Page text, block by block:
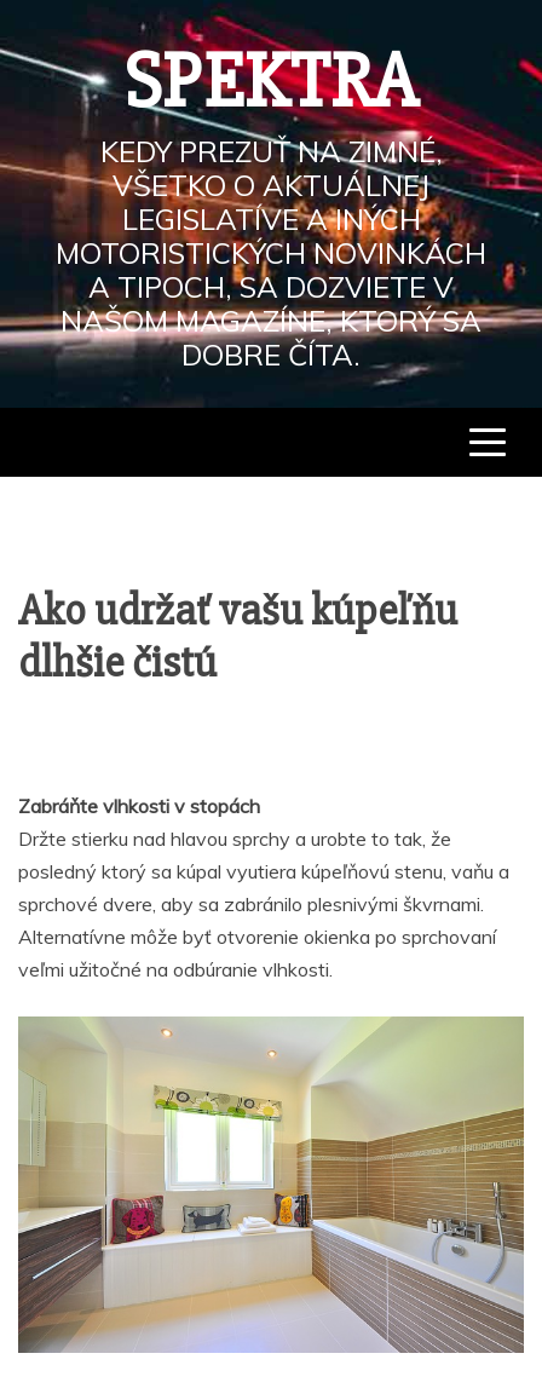
to
content
SPEKTRA
KEDY PREZUŤ NA ZIMNÉ,
VŠETKO O AKTUÁLNEJ
LEGISLATÍVE A INÝCH
MOTORISTICKÝCH NOVINKÁCH
A TIPOCH, SA DOZVIETE V
NAŠOM MAGAZÍNE, KTORÝ SA
DOBRE ČÍTA.
Ako udržať vašu kúpeľňu
dlhšie čistú
Zabráňte vlhkosti v stopách
Držte stierku nad hlavou sprchy a urobte to tak, že
posledný ktorý sa kúpal vyutiera kúpeľňovú stenu, vaňu a
sprchové dvere, aby sa zabránilo plesnivými škvrnami.
Alternatívne môže byť otvorenie okienka po sprchovaní
veľmi užitočné na odbúranie vlhkosti.